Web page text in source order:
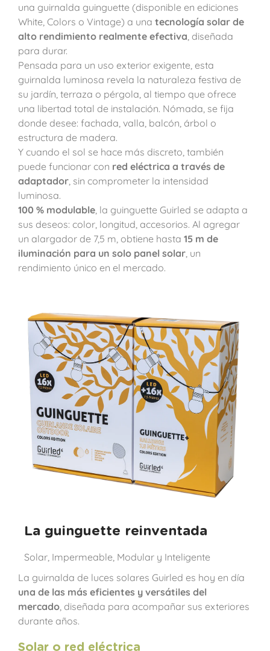
una guirnalda guinguette (disponible en ediciones
White, Colors o Vintage) a una tecnología solar de
alto rendimiento realmente efectiva , diseñada
para durar.
Pensada para un uso exterior exigente, esta
guirnalda luminosa revela la naturaleza festiva de
su jardín, terraza o pérgola, al tiempo que ofrece
una libertad total de instalación. Nómada, se fija
donde desee: fachada, valla, balcón, árbol o
estructura de madera.
Y cuando el sol se hace más discreto, también
puede funcionar con red eléctrica a través de
adaptador , sin comprometer la intensidad
luminosa.
100 % modulable , la guinguette Guirled se adapta a
sus deseos: color, longitud, accesorios. Al agregar
un alargador de 7,5 m, obtiene hasta 15 m de
iluminación para un solo panel solar , un
rendimiento único en el mercado.
La guinguette reinventada
Solar, Impermeable, Modular y Inteligente
La guirnalda de luces solares Guirled es hoy en día
una de las más eficientes y versátiles del
mercado, diseñada para acompañar sus exteriores
durante años.
Solar o red eléctrica